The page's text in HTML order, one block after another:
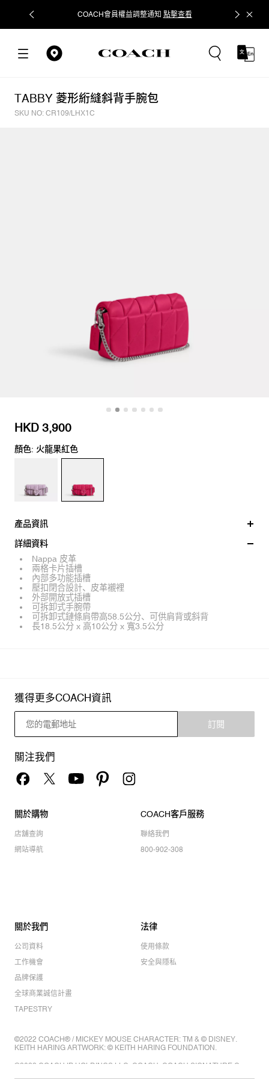
COACH會員權益調整通知 點擊查看 立即追蹤
TABBY 菱形絎縫斜背手腕包
SKU NO: CR109/LHX1C
HKD 3,900
顏色: 火龍果紅色
產品資訊
詳細資料
Nappa 皮革
兩格卡片插槽
內部多功能插槽
壓扣閉合設計、皮革襯裡
外部開放式插槽
可拆卸式手腕帶
可拆卸式鏈條肩帶高58.5公分、可供肩背或斜背
長18.5公分 x 高10公分 x 寬3.5公分
獲得更多COACH資訊
訂閱
關注我們
關於購物
店舖查詢
網站導航
COACH客戶服務
聯絡我們
800-902-308
關於我們
公司資料
工作機會
品牌保護
全球商業誠信計畫
TAPESTRY
法律
使用條款
安全與隱私
©2022 COACH® / MICKEY MOUSE CHARACTER: TM & © DISNEY.
KEITH HARING ARTWORK: © KEITH HARING FOUNDATION.
©2022 COACH IP HOLDINGS LLC. COACH, COACH SIGNATURE C